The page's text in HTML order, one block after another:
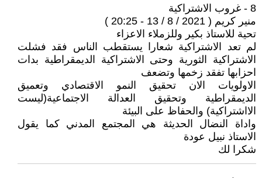
8 - غروب الاشتراكية
منير كريم ( 2021 / 8 / 13 - 20:25 )
تحية للاستاذ بكير وللزملاء الاعزاء
لم تعد الاشتراكية شعارا يستقطب الناس فقد فشلت
الاشتراكية الثورية وحتى الاشتراكية الديمقراطية بدات
احزابها تفقد زخمها وتضعف
الاولويات الان تحقيق النمو الاقتصادي وتعميق
الديمقراطية وتحقيق العدالة الاجتماعية(ليست
الااشتراكية) والحفاظ على البيئة
واداة النضال الحديثة هي المجتمع المدني كما يقول
الاستاذ نبيل عودة
شكرا لك